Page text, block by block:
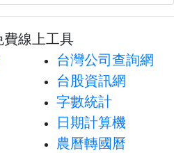
線上工具
台灣公司查詢網
台股資訊網
字數統計
日期計算機
農曆轉國曆